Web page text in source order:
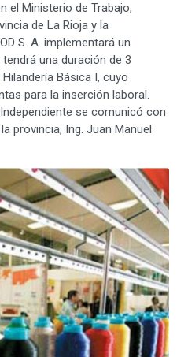
el Ministerio de Trabajo,
de La Rioja y la
S. A. implementará un
una duración de 3
Básica I, cuyo
para la inserción laboral.
se comunicó con
provincia, Ing. Juan Manuel